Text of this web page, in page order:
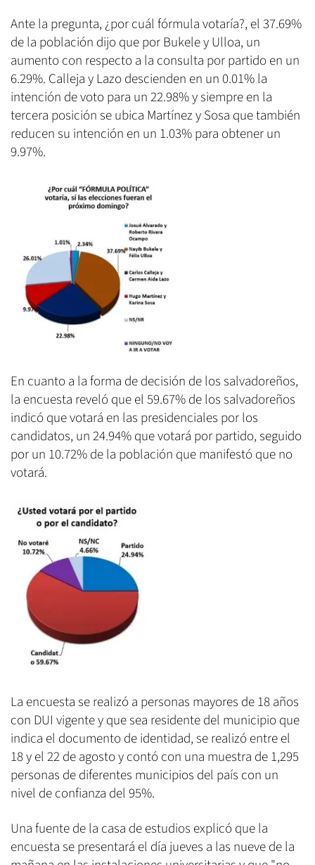
Ante la pregunta, ¿por cuál fórmula votaría?, el 37.69%
de la población dijo que por Bukele y Ulloa, un
aumento con respecto a la consulta por partido en un
6.29%. Calleja y Lazo descienden en un 0.01% la
intención de voto para un 22.98% y siempre en la
tercera posición se ubica Martínez y Sosa que también
reducen su intención en un 1.03% para obtener un
9.97%.
En cuanto a la forma de decisión de los salvadoreños,
la encuesta reveló que el 59.67% de los salvadoreños
indicó que votará en las presidenciales por los
candidatos, un 24.94% que votará por partido, seguido
por un 10.72% de la población que manifestó que no
votará.
La encuesta se realizó a personas mayores de 18 años
con DUI vigente y que sea residente del municipio que
indica el documento de identidad, se realizó entre el
18 y el 22 de agosto y contó con una muestra de 1,295
personas de diferentes municipios del país con un
nivel de confianza del 95%.
Una fuente de la casa de estudios explicó que la
encuesta se presentará el día jueves a las nueve de la